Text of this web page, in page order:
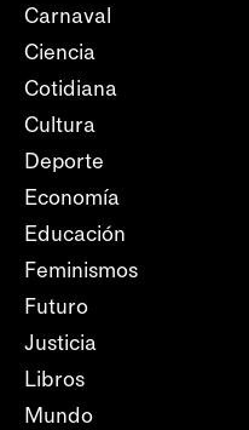
Carnaval
Ciencia
Cotidiana
Cultura
Deporte
Economía
Educación
Feminismos
Futuro
Justicia
Libros
Mundo